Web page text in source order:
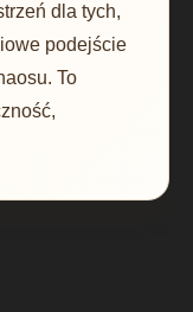
dla tych,
podejście
To